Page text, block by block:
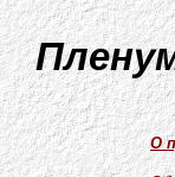
О